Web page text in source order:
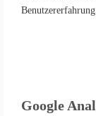
Google